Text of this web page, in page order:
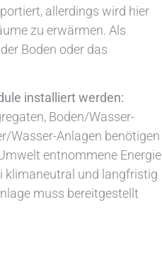
allerdings wird hier
zu erwärmen. Als
Boden oder das
installiert werden:
Boden/Wasser-
Wasser-Anlagen benötigen
entnommene Energie
klimaneutral und langfristig
muss bereitgestellt